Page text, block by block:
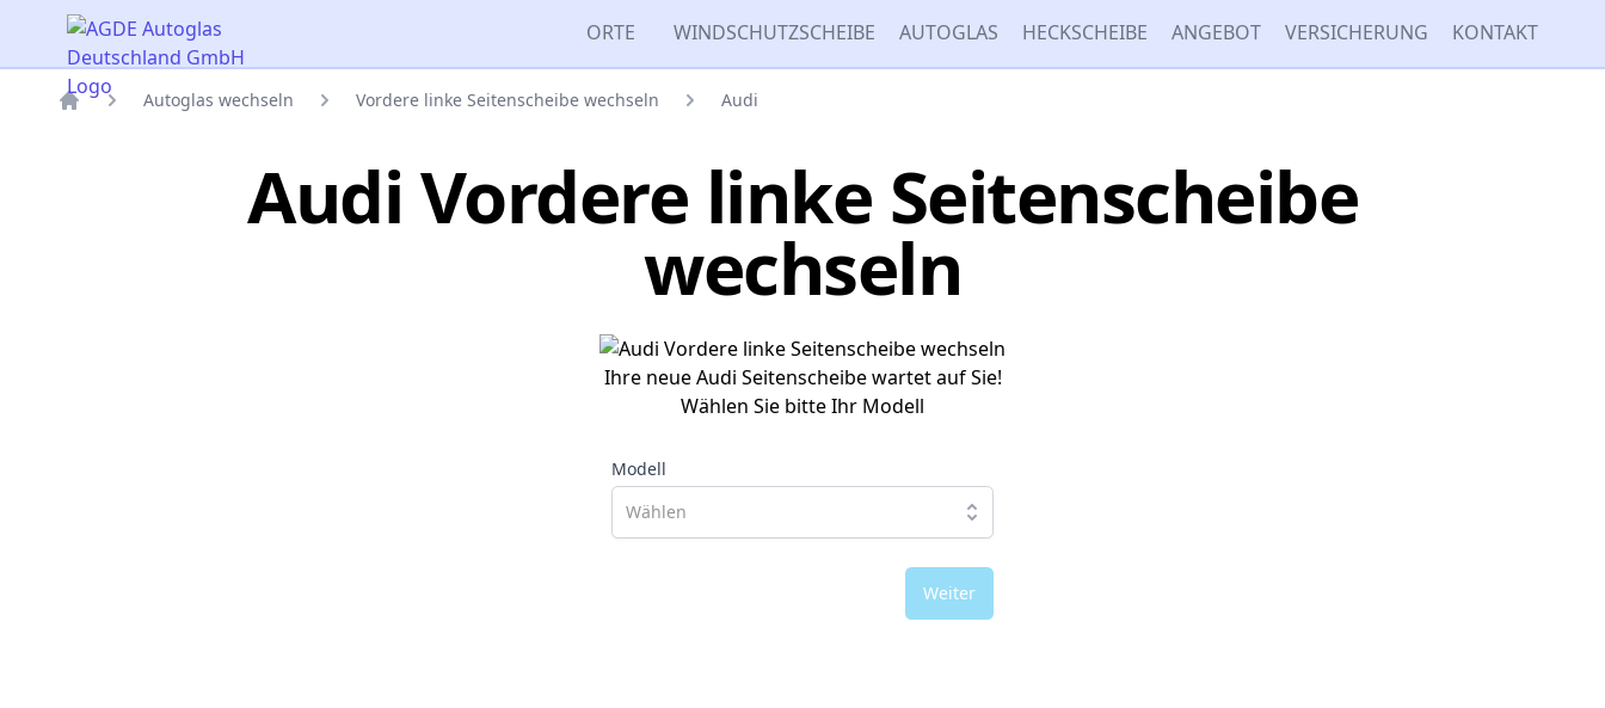
AGDE Autoglas Deutschland GmbH ORTE WINDSCHUTZSCHEIBE AUTOGLAS HECKSCHEIBE ANGEBOT VERSICHERUNG KONTAKT
Autoglas wechseln Vordere linke Seitenscheibe wechseln Audi
Audi Vordere linke Seitenscheibe
wechseln
Ihre neue Audi Seitenscheibe wartet auf Sie!
Wählen Sie bitte Ihr Modell
Modell
Weiter